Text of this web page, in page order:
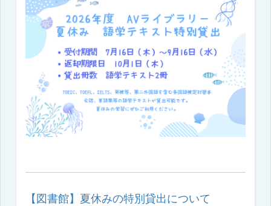
【図書館】夏休みの特別貸出について